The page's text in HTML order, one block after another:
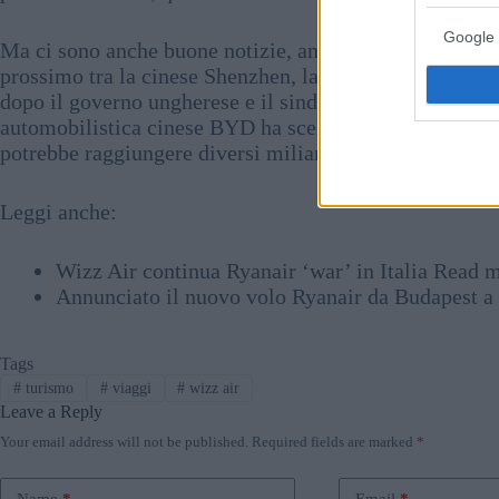
Google
Ma ci sono anche buone notizie, anche se non per le
prossimo tra la cinese Shenzhen, la terza città più
dopo il governo ungherese e il sindaco di Szeged
automobilistica cinese BYD ha scelto di costruire la
potrebbe raggiungere diversi miliardi di euro.
Leggi anche:
Wizz Air continua Ryanair ‘war’ in Italia Read
Annunciato il nuovo volo Ryanair da Budapest
Tags
#turismo #viaggi # wizz air
Leave a Reply
Your email address will not be published. Required fields are marked *